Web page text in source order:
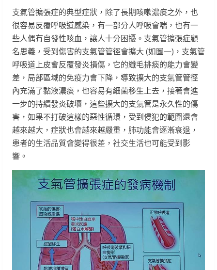
支氣管擴張症的典型症狀，除了長期咳嗽濃痰之外，也
很容易反覆呼吸道感染，有一部分人呼吸會喘，也有一
些人偶有自發性咳血，讓人十分困擾。支氣管擴張症顧
名思義，受到傷害的支氣管管徑會擴大 (如圖一)，支氣管
呼吸道上皮會反覆發炎損傷，它的纖毛排痰的能力會變
差，局部區域的免疫力會下降，導致擴大的支氣管管徑
內充滿了黏液濃痰，也容易有細菌移生上去，接著會進
一步的持續發炎破壞，這些擴大的支氣管是永久性的傷
害，如果不打破這樣的惡性循環，受到侵犯的範圍還會
越來越大，症狀也會越來越嚴重，肺功能會逐漸衰退，
患者的生活品質會變得很差，社交生活也可能受到影
響。